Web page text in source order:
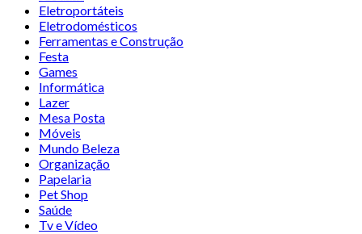
Eletroportáteis
Eletrodomésticos
Ferramentas e Construção
Festa
Games
Informática
Lazer
Mesa Posta
Móveis
Mundo Beleza
Organização
Papelaria
Pet Shop
Saúde
Tv e Vídeo